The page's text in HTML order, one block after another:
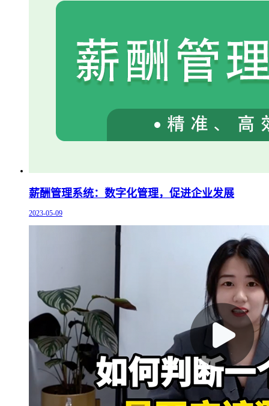
薪酬管理系统：数字化管理，促进企业发展
2023-05-09